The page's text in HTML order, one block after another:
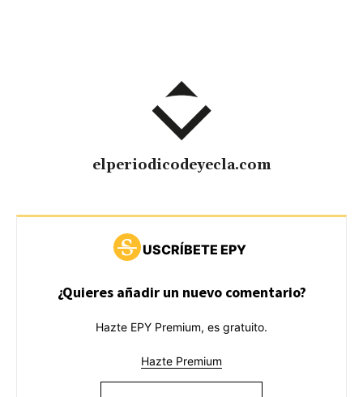
elperiodicodeyecla.com
USCRÍBETE EPY
¿Quieres añadir un nuevo comentario?
Hazte EPY Premium, es gratuito.
Hazte Premium